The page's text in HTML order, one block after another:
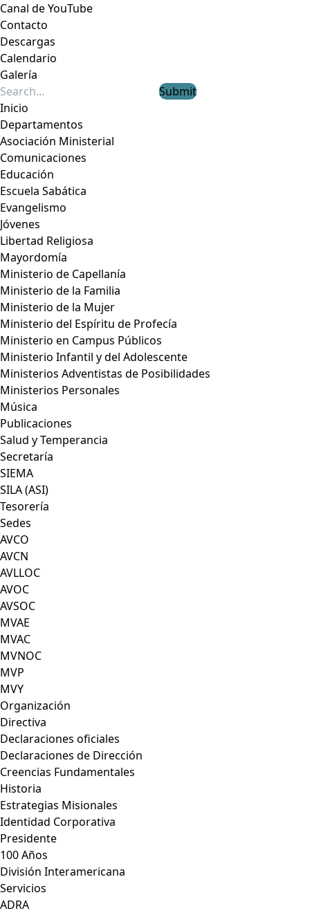
Canal de YouTube
Contacto
Descargas
Calendario
Galería
Submit
Inicio
Departamentos
Asociación Ministerial
Comunicaciones
Educación
Escuela Sabática
Evangelismo
Jóvenes
Libertad Religiosa
Mayordomía
Ministerio de Capellanía
Ministerio de la Familia
Ministerio de la Mujer
Ministerio del Espíritu de Profecía
Ministerio en Campus Públicos
Ministerio Infantil y del Adolescente
Ministerios Adventistas de Posibilidades
Ministerios Personales
Música
Publicaciones
Salud y Temperancia
Secretaría
SIEMA
SILA (ASI)
Tesorería
Sedes
AVCO
AVCN
AVLLOC
AVOC
AVSOC
MVAE
MVAC
MVNOC
MVP
MVY
Organización
Directiva
Declaraciones oficiales
Declaraciones de Dirección
Creencias Fundamentales
Historia
Estrategias Misionales
Identidad Corporativa
Presidente
100 Años
División Interamericana
Servicios
ADRA